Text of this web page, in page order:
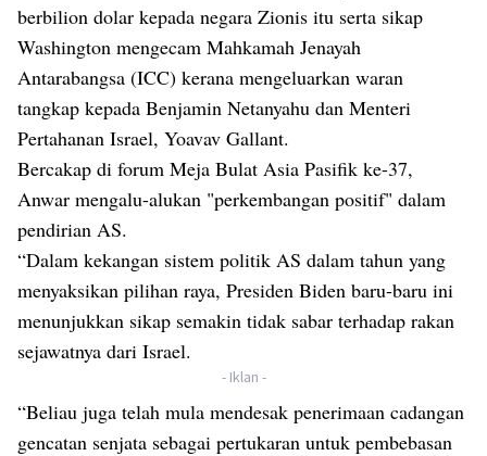
berbilion dolar kepada negara Zionis itu serta sikap
Washington mengecam Mahkamah Jenayah
Antarabangsa (ICC) kerana mengeluarkan waran
tangkap kepada Benjamin Netanyahu dan Menteri
Pertahanan Israel, Yoavav Gallant.
Bercakap di forum Meja Bulat Asia Pasifik ke-37,
Anwar mengalu-alukan "perkembangan positif" dalam
pendirian AS.
“Dalam kekangan sistem politik AS dalam tahun yang
menyaksikan pilihan raya, Presiden Biden baru-baru ini
menunjukkan sikap semakin tidak sabar terhadap rakan
sejawatnya dari Israel.
- Iklan -
“Beliau juga telah mula mendesak penerimaan cadangan
gencatan senjata sebagai pertukaran untuk pembebasan